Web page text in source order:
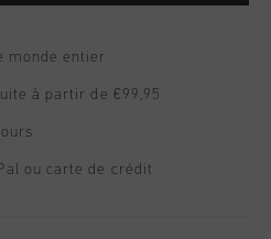
monde entier
à partir de €99,95
ou carte de crédit